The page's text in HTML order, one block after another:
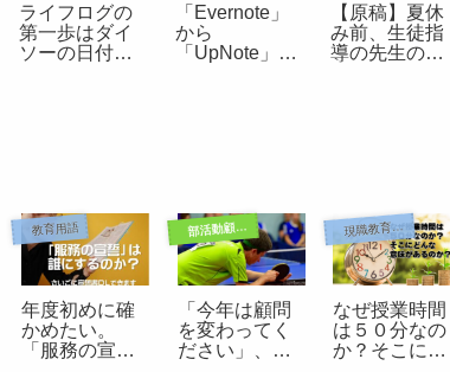
ライフログの
第一歩はダイ
ソーの日付ス
「Evernote」
から
「UpNote」へ
【原稿】夏休
み前、生徒指
導の先生のお
教育用語
年度初めに確
かめたい。
「服務の宣
部活動顧問として
「今年は顧問
を変わってく
ださい」、担
現職教育担当として
なぜ授業時間
は５０分なの
か？そこにど